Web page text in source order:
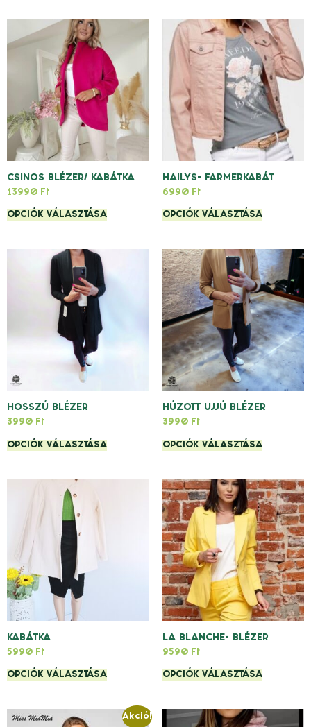
CSINOS BLÉZER/ KABÁTKA
13990 Ft
OPCIÓK VÁLASZTÁSA
HAILYS- FARMERKABÁT
6990 Ft
OPCIÓK VÁLASZTÁSA
HOSSZÚ BLÉZER
3990 Ft
OPCIÓK VÁLASZTÁSA
HÚZOTT UJJÚ BLÉZER
3990 Ft
OPCIÓK VÁLASZTÁSA
KABÁTKA
5990 Ft
OPCIÓK VÁLASZTÁSA
LA BLANCHE- BLÉZER
9590 Ft
OPCIÓK VÁLASZTÁSA
Akció!